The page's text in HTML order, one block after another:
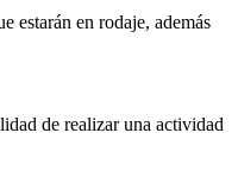
estarán en rodaje, además
de realizar una actividad